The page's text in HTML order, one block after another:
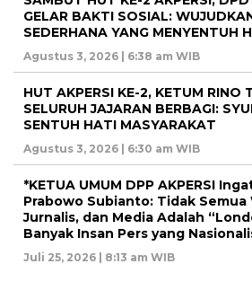
GELAR BAKTI SOSIAL:
SEDERHANA YANG MENYENTUH
Agustus 3, 2026 | 6:38 am WIB
HUT AKPERSI KE-2, KETUM RINO
SELURUH JAJARAN BERBAGI:
SENTUH HATI MASYARAKAT
Agustus 3, 2026 | 6:30 am WIB
*KETUA UMUM DPP AKPERSI
Prabowo Subianto: Tidak Semua
Jurnalis, dan Media Adalah
Banyak Insan Pers yang
Juli 25, 2026 | 8:13 am WIB